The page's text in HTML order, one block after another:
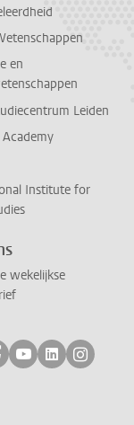
en
Leiden
Institute for
wekelijkse
op bluesky
ons op
Volg ons op
Volg ons
Volg
op mastodon